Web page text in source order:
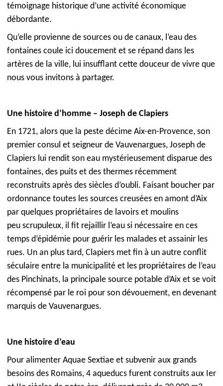
témoignage historique d’une activité économique
débordante.
Qu’elle provienne de sources ou de canaux, l’eau des
fontaines coule ici doucement et se répand dans les
artères de la ville, lui insufflant cette douceur de vivre que
nous vous invitons à partager.
Une histoire d’homme – Joseph de Clapiers
En 1721, alors que la peste décime Aix-en-Provence, son
premier consul et seigneur de Vauvenargues, Joseph de
Clapiers lui rendit son eau mystérieusement disparue des
fontaines, des puits et des thermes récemment
reconstruits après des siècles d’oubli. Faisant boucher par
ordonnance toutes les sources creusées en amont d’Aix
par quelques propriétaires de lavoirs et moulins
peu scrupuleux, il fit rejaillir l’eau si nécessaire en ces
temps d’épidémie pour guérir les malades et assainir les
rues. Un an plus tard, Clapiers met fin à un autre conflit
séculaire entre la municipalité et les propriétaires de l’eau
des Pinchinats, la principale source potable d’Aix et se voit
récompensé par le roi pour son dévouement, en devenant
marquis de Vauvenargues.
Une histoire d’eau
Pour alimenter Aquae Sextiae et subvenir aux grands
besoins des Romains, 4 aqueducs furent construits aux Ier